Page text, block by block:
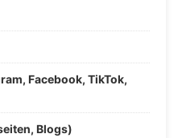
Facebook, TikTok,
Blogs)